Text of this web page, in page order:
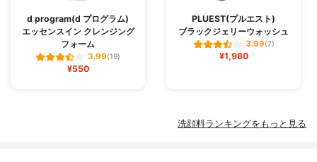
d program(d プログラム)
エッセンスイン クレンジング
フォーム
3.99(19)
¥550
PLUEST(プルエスト)
ブラックジェリーウォッシュ
3.99(7)
¥1,980
洗顔料ランキングをもっと見る